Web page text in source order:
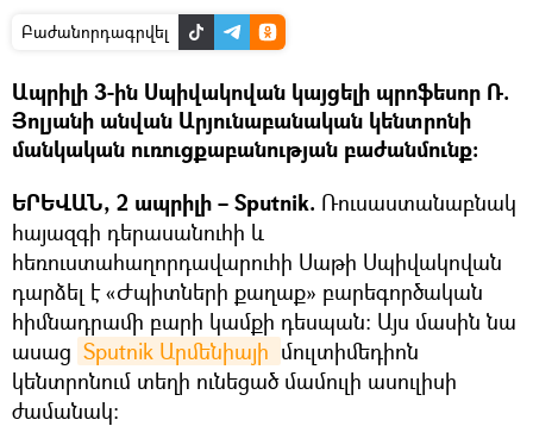
Բաժանորդագրվել
Ապրիլի 3-ին Սպիվակովան կայցելի պրոֆեսոր Ռ.
Յոլյանի անվան Արյունաբանական կենտրոնի
մանկական ուռուցքաբանության բաժանմունք:
ԵՐԵՎԱՆ, 2 ապրիլի – Sputnik. Ռուսաստանաբնակ
հայազգի դերասանուհի և
հեռուստահաղորդավարուհի Սաթի Սպիվակովան
դարձել է «Ժպիտների քաղաք» բարեգործական
հիմնադրամի բարի կամքի դեսպան։ Այս մասին նա
ասաց Sputnik Արմենիայի մուլտիմեդիոն
կենտրոնում տեղի ունեցած մամուլի ասուլիսի
ժամանակ։